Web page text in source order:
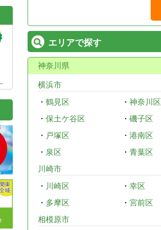
エリアで探す
神奈川県
横浜市
・ 鶴見区 ・ 神奈川区
・ 保土ケ谷区 ・ 磯子区
・ 戸塚区 ・ 港南区
・ 泉区 ・ 青葉区
川崎市
・ 川崎区 ・ 幸区
・ 多摩区 ・ 宮前区
相模原市